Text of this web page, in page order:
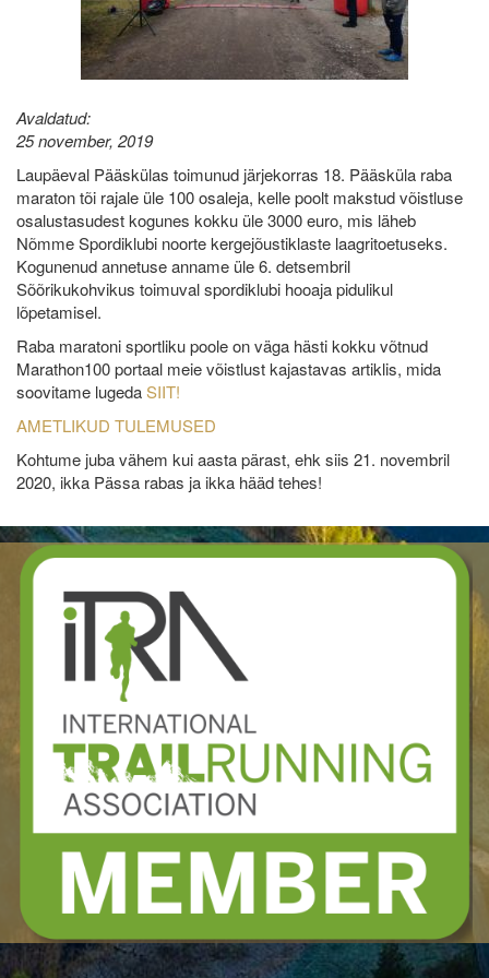
Avaldatud:
25 november, 2019
Laupäeval Pääskülas toimunud järjekorras 18. Pääsküla raba
maraton tõi rajale üle 100 osaleja, kelle poolt makstud võistluse
osalustasudest kogunes kokku üle 3000 euro, mis läheb
Nõmme Spordiklubi noorte kergejõustiklaste laagritoetuseks.
Kogunenud annetuse anname üle 6. detsembril
Sõõrikukohvikus toimuval spordiklubi hooaja pidulikul
lõpetamisel.
Raba maratoni sportliku poole on väga hästi kokku võtnud
Marathon100 portaal meie võistlust kajastavas artiklis, mida
soovitame lugedaSIIT!
AMETLIKUD TULEMUSED
Kohtume juba vähem kui aasta pärast, ehk siis 21. novembril
2020, ikka Pässa rabas ja ikka hääd tehes!